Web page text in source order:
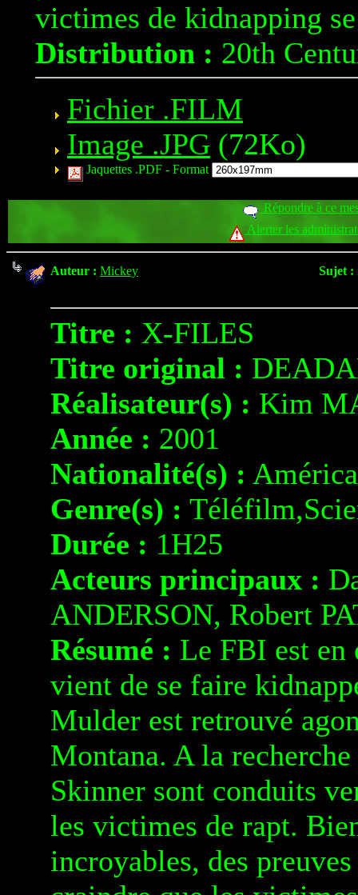
victimes de kidnapping
Distribution : 20th
Fichier .FILM
Image .JPG (72Ko)
Jaquettes .PDF - Format
Répondre à ce
Alerter les
Auteur : Mickey Sujet :
Titre : X-FILES
Titre original :
Réalisateur(s) : Kim
Année : 2001
Nationalité(s) :
Genre(s) :
Durée : 1H25
Acteurs principaux :
ANDERSON, Robert
Résumé : Le FBI est en
vient de se faire
Mulder est retrouvé
Montana. A la
Skinner sont conduits
les victimes de rapt.
incroyables, des